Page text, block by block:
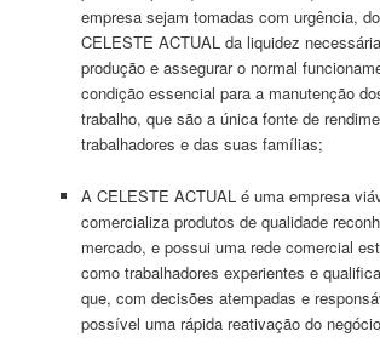
empresa sejam tomadas com urgência,
CELESTE ACTUAL da liquidez
produção e assegurar o normal
condição essencial para a manutenção
trabalho, que são a única fonte de
trabalhadores e das suas famílias;
A CELESTE ACTUAL é uma empresa
comercializa produtos de qualidade
mercado, e possui uma rede comercial
como trabalhadores experientes e
que, com decisões atempadas e
possível uma rápida reativação do